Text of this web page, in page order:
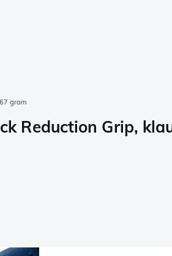
gram
Reduction Grip,